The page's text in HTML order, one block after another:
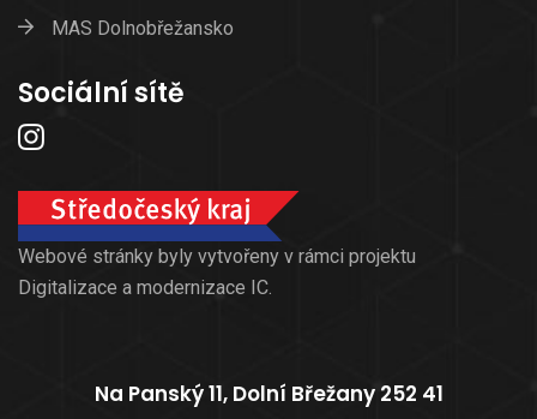
MAS Dolnobřežansko
Sociální sítě
Webové stránky byly vytvořeny v rámci projektu
Digitalizace a modernizace IC.
Na Panský 11, Dolní Břežany 252 41